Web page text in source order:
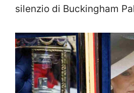
silenzio di Buckingham